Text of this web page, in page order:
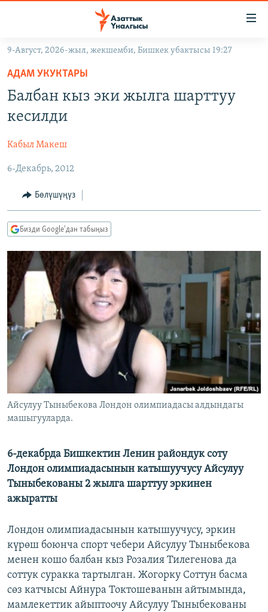
Навигацияга
өтүңүз
Издөөгө
салыңыз
КЫРГЫЗСТАН
ЭКОНОМИКА
МАДАНИЯТ
БОРБОР АЗИЯ
АТАЙЫН ИЛИКТӨӨ
ТВ ПРОГРАММАЛАР
БҮГҮН АЗАТТЫКТА
БИЗ ЖАНА ДҮЙНӨ
ДАНИСТЕ
ЭЖЕ-СИҢДИЛЕР
АЗАТТЫК+
ЫҢГАЙСЫЗ СУРООЛОР
ПОДКАСТ
ӨЗГӨЧӨ ПИКИР
ОНЛАЙН ШЕРИНЕ
ЭЕ/АРнун бардык сайттары
9-Август, 2026-жыл, жекшемби, Бишкек убактысы 19:27
АДАМ УКУКТАРЫ
Балбан кыз эки жылга шарттуу
кесилди
Кабыл Макеш
6-Декабрь, 2012
Бөлүшүңүз
Бизди Google'дан табыңыз
Айсулуу Тыныбекова Лондон олимпиадасы алдындагы
машыгууларда.
6-декабрда Бишкектин Ленин райондук соту
Лондон олимпиадасынын катышуучусу Айсулуу
Тыныбекованы 2 жылга шарттуу эркинен
ажыратты
Лондон олимпиадасынын катышуучусу, эркин
күрөш боюнча спорт чебери Айсулуу Тыныбекова
менен кошо балбан кыз Розалия Тилегенова да
соттук суракка тартылган. Жогорку Соттун басма
сөз катчысы Айнура Токтошеванын айтымында,
мамлекеттик айыптоочу Айсулуу Тыныбекованы